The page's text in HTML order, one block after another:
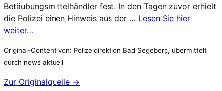
Betäubungsmittelhändler fest. In den Tagen zuvor erhielt
die Polizei einen Hinweis aus der … Lesen Sie hier
weiter…
Original-Content von: Polizeidirektion Bad Segeberg, übermittelt
durch news aktuell
Zur Originalquelle →